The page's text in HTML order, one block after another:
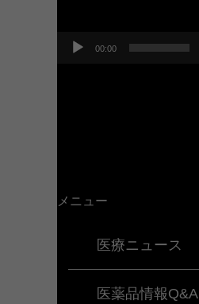
00:00
メニュー
医療ニュース
医薬品情報Q&A